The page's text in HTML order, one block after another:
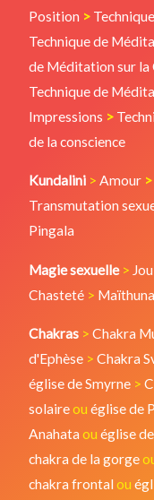
Position >
Technique de
de Méditation sur la
Technique de
Impressions >
de la conscience
Kundalini > Amour >
Transmutation
Pingala
Magie sexuelle>
Chasteté > Maïthuna
Chakras > Chakra
d'Ephèse > Chakra
église de Smyrne >
solaireou église de
Anahata ou église
chakra de la gorge
chakra frontalou